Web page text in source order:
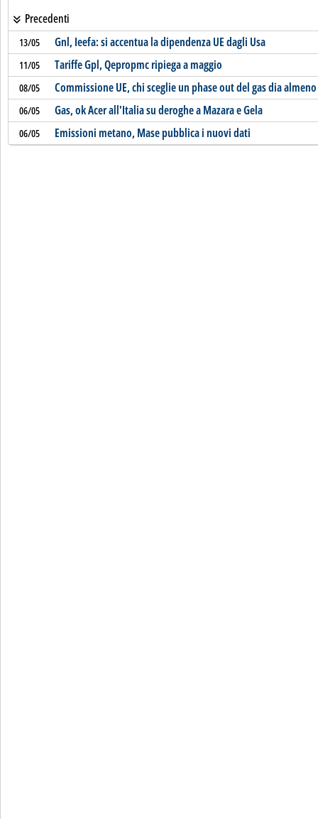
Precedenti
13/05 Gnl, Ieefa: si accentua la dipendenza UE dagli Usa
11/05 Tariffe Gpl, Qepropmc ripiega a maggio
08/05 Commissione UE, chi sceglie un phase out del gas dia
06/05 Gas, ok Acer all'Italia su deroghe a Mazara e Gela
06/05 Emissioni metano, Mase pubblica i nuovi dati